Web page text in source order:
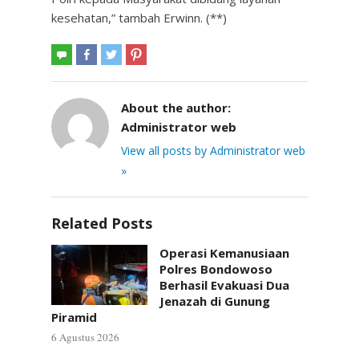
kesehatan,” tambah Erwinn. (**)
About the author:
Administrator web
View all posts by Administrator web
»
Related Posts
Operasi Kemanusiaan
Polres Bondowoso
Berhasil Evakuasi Dua
Jenazah di Gunung
Piramid
6 Agustus 2026